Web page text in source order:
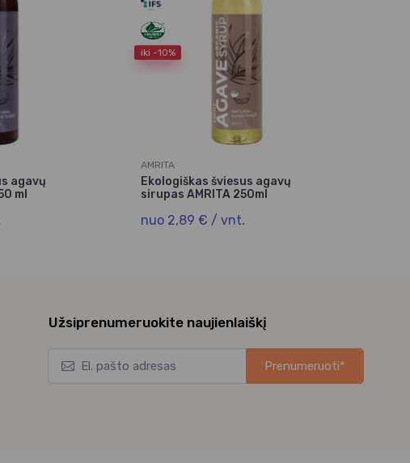
agavų
ml
iki -10%
AMRITA
Ekologiškas šviesus agavų
sirupas AMRITA 250ml
nuo 2,89 € / vnt.
Užsiprenumeruokite naujienlaiškį
Prenumeruoti*